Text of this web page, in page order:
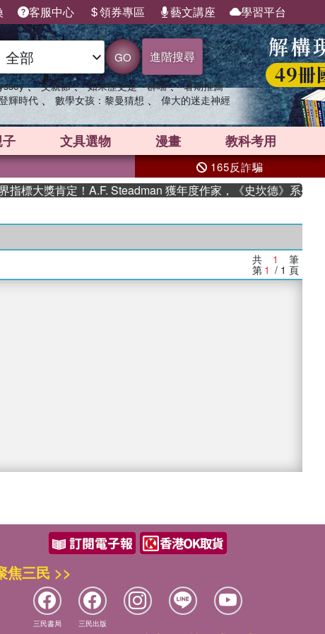
客服中心 領券專區 藝文講座 學習平台
GO 進階搜尋
、 父親節 、 如果歷史是一群喵 、 暑期推薦
輝時代 、 數學女孩：黎曼猜想 、 偉大的迷走神經
文具選物 漫畫 教科考用
165反詐騙
指標大獎肯定！A.F. Steadman 獲年度作家，《史坎德》系列帶
共 1 筆
第 1 / 1 頁
焦三民 >>
三民書局 三民出版